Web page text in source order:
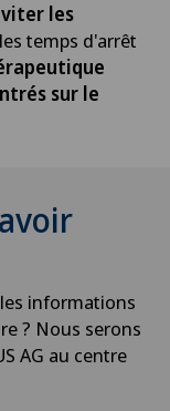
les
temps d'arrêt
sur le
informations
? Nous serons
AG au centre